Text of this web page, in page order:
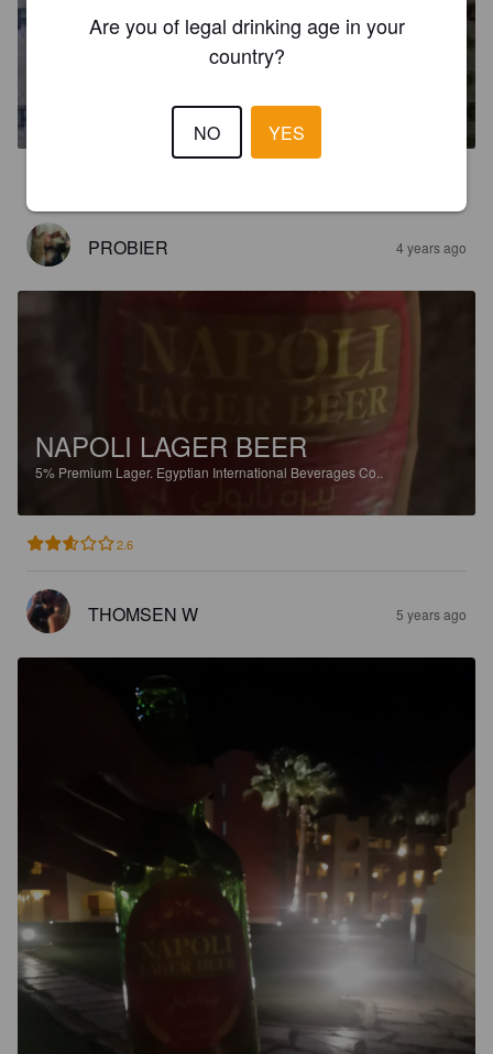
LUXOR CLASSIC LAGER
Egyptian International Beverages Co..
PROBIER 4 years ago
NAPOLI LAGER BEER
5% Premium Lager. Egyptian International Beverages Co..
2.6
THOMSEN W 5 years ago
Are you of legal drinking age in your
country?
NO YES